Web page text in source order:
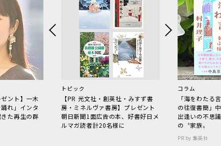
ント】一木
れ」インタ
た再生の群
トピック
【PR 光文社・創英社・みすず書
房・ミネルヴァ書房】プレゼント
朝日新聞1面広告の本、好書好日メ
ルマガ読者計20名様に
コラム
「海をわた
の往復書簡」
出逢いの不思
の〝家族〟
PR by 集英社